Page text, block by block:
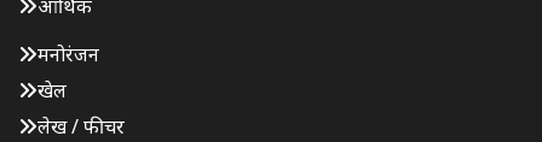
आर्थिक
मनोरंजन
खेल
लेख / फीचर